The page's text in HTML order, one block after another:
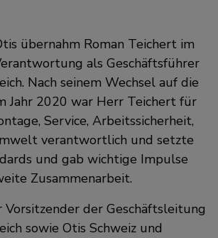
übernahm Roman Teichert im
als Geschäftsführer
Nach seinem Wechsel auf die
Jahr 2020 war Herr Teichert für
Service, Arbeitssicherheit,
verantwortlich und setzte
und gab wichtige Impulse
Zusammenarbeit.
der Geschäftsleitung
sowie Otis Schweiz und